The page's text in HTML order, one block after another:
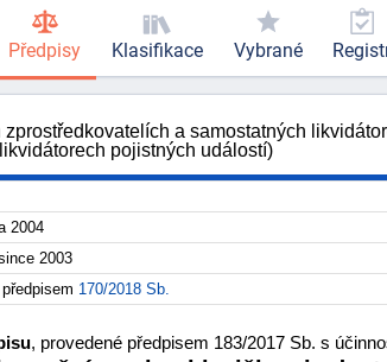
a samostatných
pojistných událostí)
2004
2003
170/2018 Sb.
, provedené předpisem 183/2017 Sb. s
Předpisy Klasifikace Vybrané